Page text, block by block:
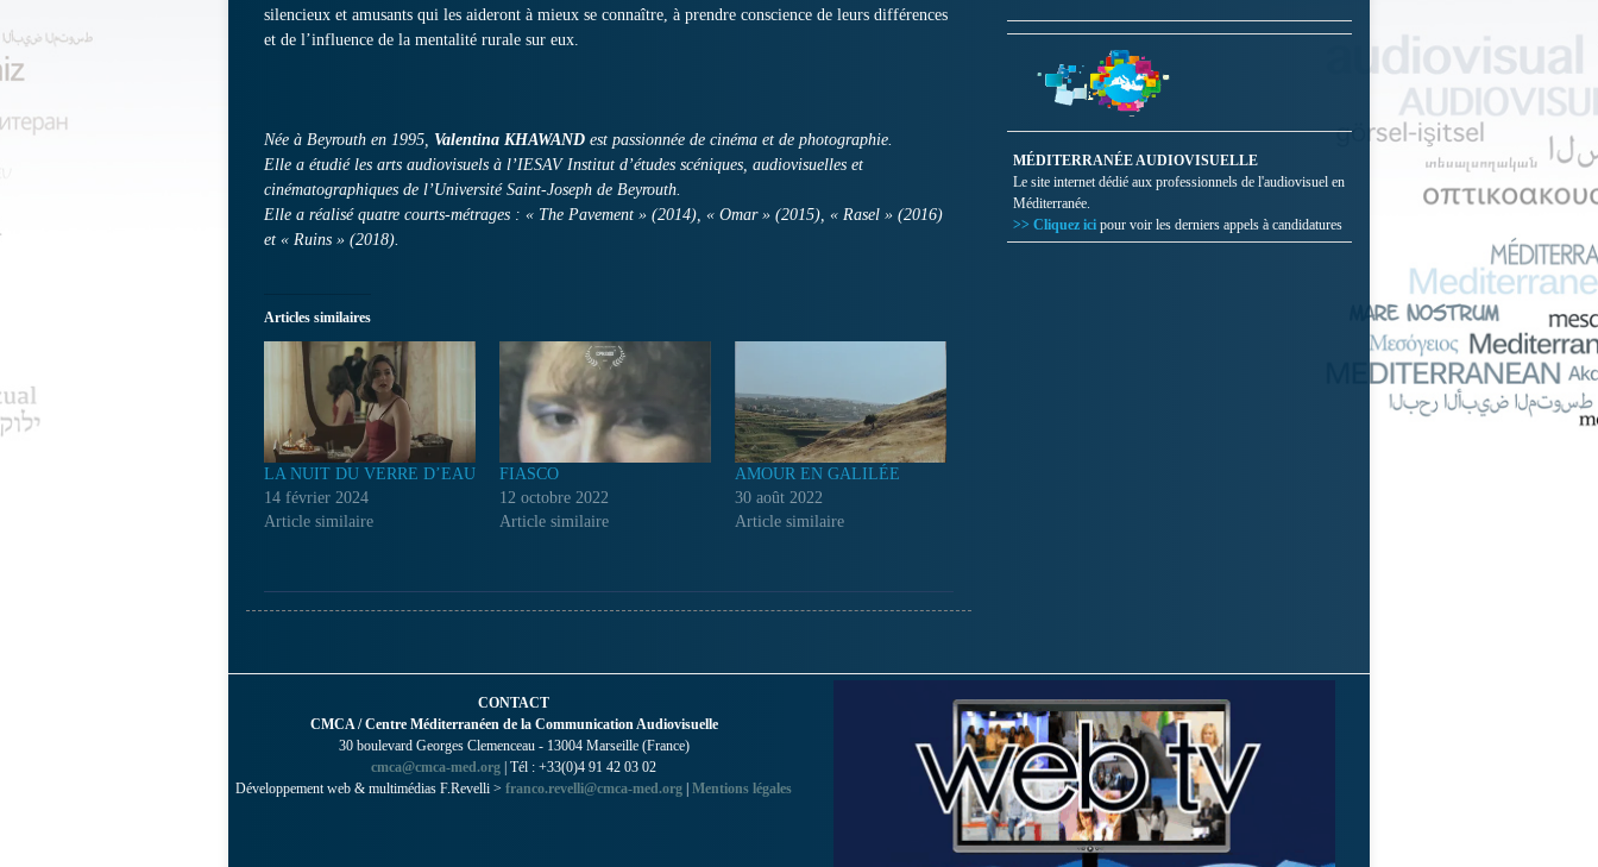
silencieux et amusants qui les aideront à mieux se connaître, à prendre conscience de leurs différences
et de l’influence de la mentalité rurale sur eux.
Née à Beyrouth en 1995, Valentina KHAWAND est passionnée de cinéma et de photographie.
Elle a étudié les arts audiovisuels à l’IESAV Institut d’études scéniques, audiovisuelles et
cinématographiques de l’Université Saint-Joseph de Beyrouth.
Elle a réalisé quatre courts-métrages : « The Pavement » (2014), « Omar » (2015), « Rasel » (2016)
et « Ruins » (2018).
Articles similaires
LA NUIT DU VERRE D’EAU
14 février 2024
Article similaire
FIASCO
12 octobre 2022
Article similaire
AMOUR EN GALILÉE
30 août 2022
Article similaire
MÉDITERRANÉE AUDIOVISUELLE
Le site internet dédié aux professionnels de l'audiovisuel en
Méditerranée.
>> Cliquez ici pour voir les derniers appels à candidatures
CONTACT
CMCA / Centre Méditerranéen de la Communication Audiovisuelle
30 boulevard Georges Clemenceau - 13004 Marseille (France)
cmca@cmca-med.org | Tél : +33(0)4 91 42 03 02
Développement web & multimédias F.Revelli > franco.revelli@cmca-med.org | Mentions légales